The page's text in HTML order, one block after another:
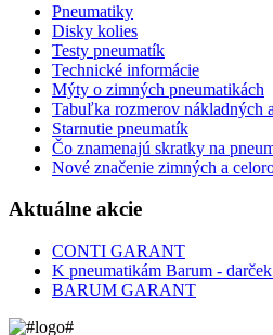
Pneumatiky
Disky kolies
Testy pneumatík
Technické informácie
Mýty o zimných pneumatikách
Tabuľka rozmerov nákladných
Starnutie pneumatík
Čo znamenajú skratky na
Nové značenie zimných a
Aktuálne akcie
CONTI GARANT
K pneumatikám Barum -
BARUM GARANT